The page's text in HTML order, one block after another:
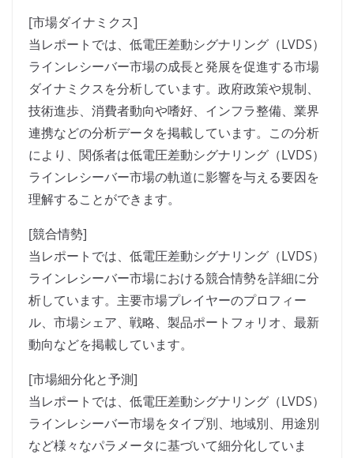
[市場ダイナミクス]
当レポートでは、低電圧差動シグナリング（LVDS）
ラインレシーバー市場の成長と発展を促進する市場
ダイナミクスを分析しています。政府政策や規制、
技術進歩、消費者動向や嗜好、インフラ整備、業界
連携などの分析データを掲載しています。この分析
により、関係者は低電圧差動シグナリング（LVDS）
ラインレシーバー市場の軌道に影響を与える要因を
理解することができます。
[競合情勢]
当レポートでは、低電圧差動シグナリング（LVDS）
ラインレシーバー市場における競合情勢を詳細に分
析しています。主要市場プレイヤーのプロフィー
ル、市場シェア、戦略、製品ポートフォリオ、最新
動向などを掲載しています。
[市場細分化と予測]
当レポートでは、低電圧差動シグナリング（LVDS）
ラインレシーバー市場をタイプ別、地域別、用途別
など様々なパラメータに基づいて細分化していま